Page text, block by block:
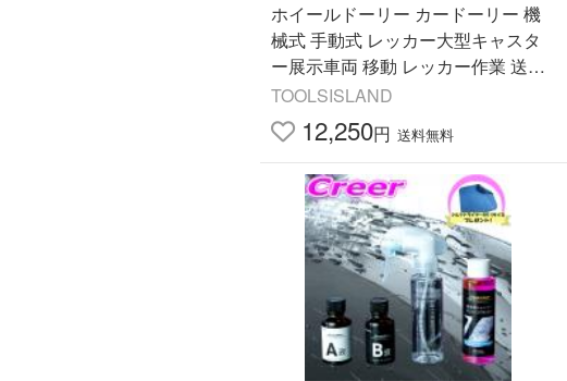
ホイールドーリー カードーリー 機
械式 手動式 レッカー大型キャスタ
ー展示車両 移動 レッカー作業 送料
無料
TOOLSISLAND
12,250円 送料無料